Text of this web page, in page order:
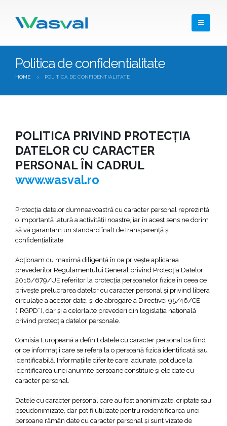
Politica de confidentialitate
HOME POLITICA DE CONFIDENTIALITATE
POLITICA PRIVIND PROTECŢIA
DATELOR CU CARACTER
PERSONAL ÎN CADRUL
www.wasval.ro
Protecţia datelor dumneavoastră cu caracter personal reprezintă
o importantă latură a activităţii noastre, iar în acest sens ne dorim
să vă garantăm un standard înalt de transparenţă şi
confidenţialitate.
Acţionam cu maximă diligenţă în ce priveşte aplicarea
prevederilor Regulamentului General privind Protecția Datelor
2016/679/UE referitor la protecția persoanelor fizice în ceea ce
privește prelucrarea datelor cu caracter personal și privind libera
circulație a acestor date, și de abrogare a Directivei 95/46/CE
(„RGPD”), dar şi a celorlalte prevederi din legislaţia naţională
privind protecţia datelor personale.
Comisia Europeană a definit datele cu caracter personal ca fiind
orice informații care se referă la o persoană fizică identificată sau
identificabilă. Informațiile diferite care, adunate, pot duce la
identificarea unei anumite persoane constituie și ele date cu
caracter personal.
Datele cu caracter personal care au fost anonimizate, criptate sau
pseudonimizate, dar pot fi utilizate pentru reidentificarea unei
persoane rămân date cu caracter personal și sunt vizate de